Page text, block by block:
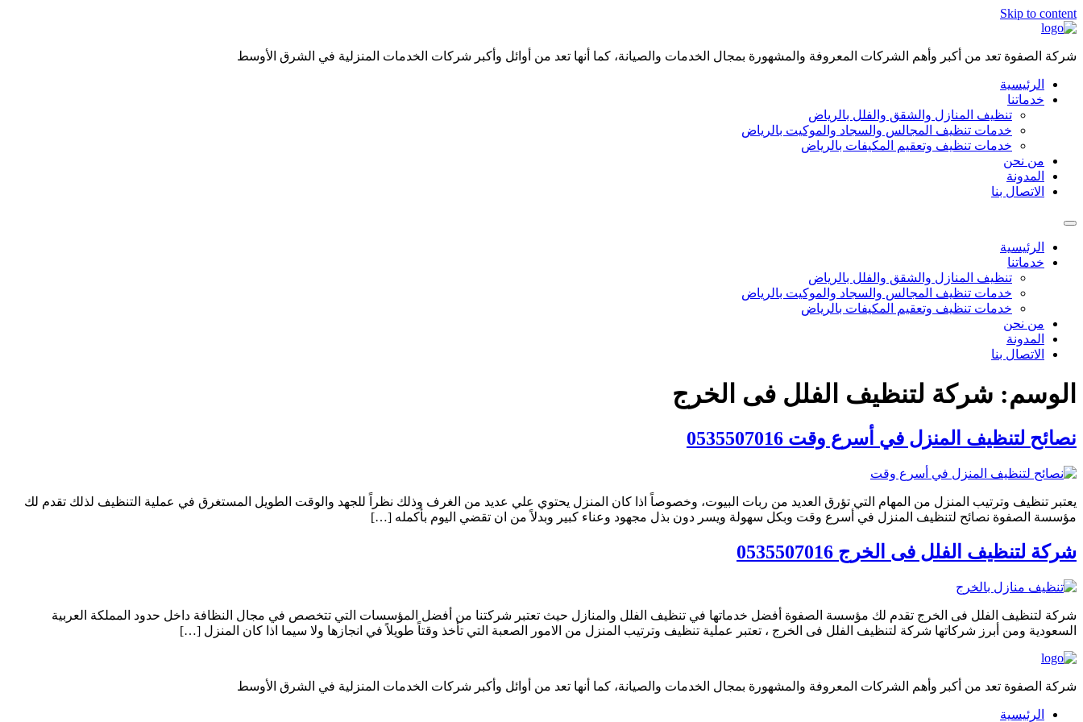
Skip to content
شركة الصفوة تعد من أكبر وأهم الشركات المعروفة والمشهورة بمجال الخدمات والصيانة، كما أنها تعد من أوائل وأكبر شركات الخدمات المنزلية في الشرق الأوسط
الرئيسية
خدماتنا
تنظيف المنازل والشقق والفلل بالرياض
خدمات تنظيف المجالس والسجاد والموكيت بالرياض
خدمات تنظيف وتعقيم المكيفات بالرياض
من نحن
المدونة
الاتصال بنا
الرئيسية
خدماتنا
تنظيف المنازل والشقق والفلل بالرياض
خدمات تنظيف المجالس والسجاد والموكيت بالرياض
خدمات تنظيف وتعقيم المكيفات بالرياض
من نحن
المدونة
الاتصال بنا
الوسم: شركة لتنظيف الفلل فى الخرج
نصائح لتنظيف المنزل في أسرع وقت 0535507016
يعتبر تنظيف وترتيب المنزل من المهام التي تؤرق العديد من ربات البيوت، وخصوصاً اذا كان المنزل يحتوي علي عديد من الغرف وذلك نظراً للجهد والوقت الطويل المستغرق في عملية التنظيف لذلك تقدم لك
مؤسسة الصفوة نصائح لتنظيف المنزل في أسرع وقت وبكل سهولة ويسر دون بذل مجهود وعناء كبير وبدلاً من ان تقضي اليوم بأكمله […]
شركة لتنظيف الفلل فى الخرج 0535507016
شركة لتنظيف الفلل فى الخرج تقدم لك مؤسسة الصفوة أفضل خدماتها في تنظيف الفلل والمنازل حيث تعتبر شركتنا من أفضل المؤسسات التي تتخصص في مجال النظافة داخل حدود المملكة العربية
السعودية ومن أبرز شركاتها شركة لتنظيف الفلل فى الخرج ، تعتبر عملية تنظيف وترتيب المنزل من الامور الصعبة التي تأخذ وقتاً طويلاً في انجازها ولا سيما اذا كان المنزل […]
شركة الصفوة تعد من أكبر وأهم الشركات المعروفة والمشهورة بمجال الخدمات والصيانة، كما أنها تعد من أوائل وأكبر شركات الخدمات المنزلية في الشرق الأوسط
الرئيسية